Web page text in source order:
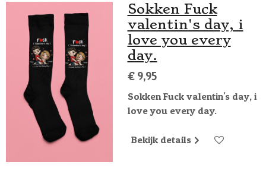
Sokken Fuck
valentin's day, i
love you every
day.
€ 9,95
Sokken Fuck valentin's day, i
love you every day.
Bekijk details